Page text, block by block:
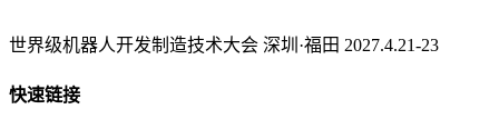
世界级机器人开发制造技术大会 深圳·福田 2027.4.21-23
快速链接